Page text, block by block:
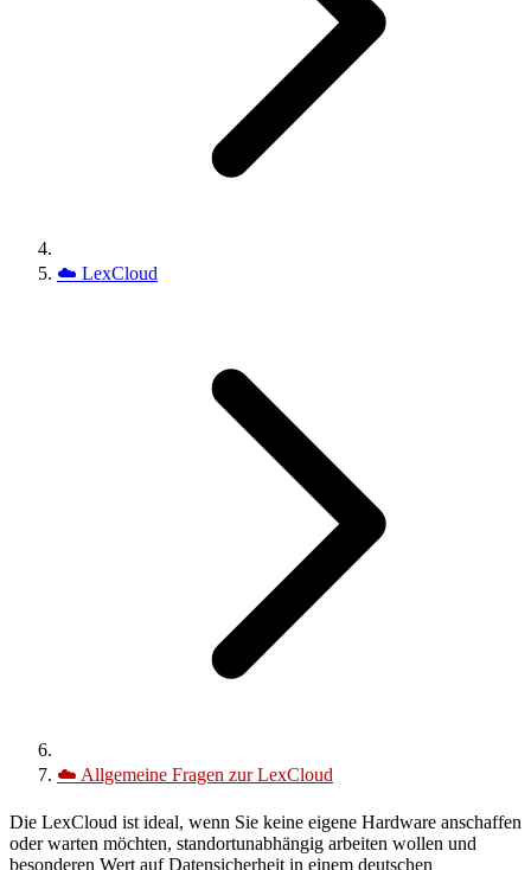
☁️ LexCloud
☁️ Allgemeine Fragen zur LexCloud
Die LexCloud ist ideal, wenn Sie keine eigene Hardware anschaffen
oder warten möchten, standortunabhängig arbeiten wollen und
besonderen Wert auf Datensicherheit in einem deutschen